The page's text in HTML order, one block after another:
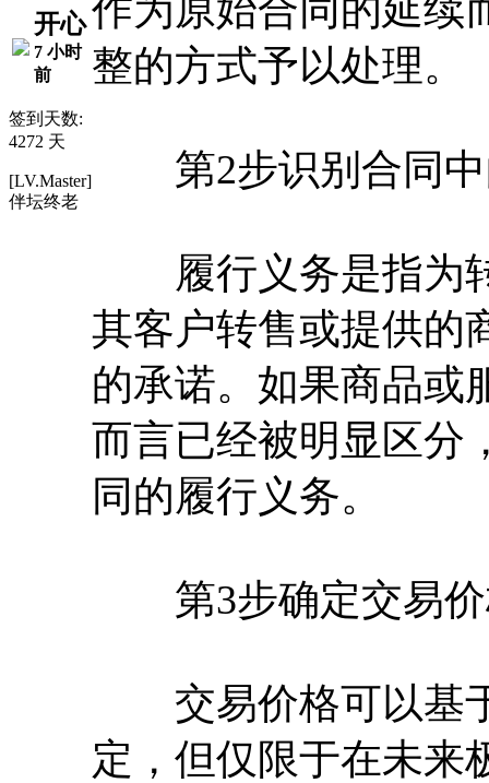
开心
7 小时
前
签到天数:
4272 天
[LV.Master]
伴坛终老
作为原始合同的延续
整的方式予以处理。
第2步识别合同中
履行义务是指为转
其客户转售或提供的
的承诺。如果商品或
而言已经被明显区分
同的履行义务。
第3步确定交易价
交易价格可以基于
定，但仅限于在未来